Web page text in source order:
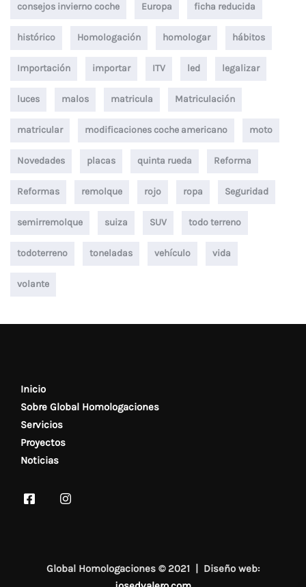
consejos invierno coche Europa ficha reducida
histórico Homologación homologar hábitos
Importación importar ITV led legalizar
luces malos matricula Matriculación
matricular modificaciones coche americano moto
Novedades placas quinta rueda Reforma
Reformas remolque rojo ropa Seguridad
semirremolque suiza SUV todo terreno
todoterreno toneladas vehículo vida
volante
Inicio
Sobre Global Homologaciones
Servicios
Proyectos
Noticias
Global Homologaciones © 2021 | Diseño web: